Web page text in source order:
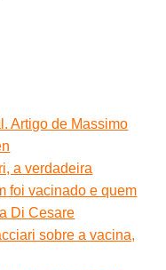
Artigo de Massimo
a verdadeira
foi vacinado e quem
Di Cesare
sobre a vacina,